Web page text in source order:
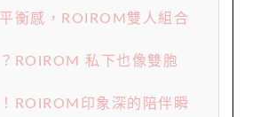
衡感，ROIROM雙人組合
ROIROM 私下也像雙胞
ROIROM印象深的陪伴瞬